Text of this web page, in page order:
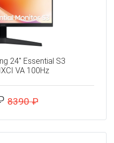
24" Essential S3
VA 100Hz
8390 ₽